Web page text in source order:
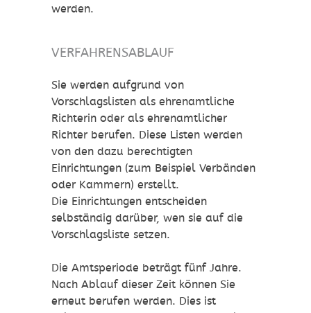
werden.
VERFAHRENSABLAUF
Sie werden aufgrund von
Vorschlagslisten als ehrenamtliche
Richterin oder als ehrenamtlicher
Richter berufen. Diese Listen werden
von den dazu berechtigten
Einrichtungen (zum Beispiel Verbänden
oder Kammern) erstellt.
Die Einrichtungen entscheiden
selbständig darüber, wen sie auf die
Vorschlagsliste setzen.
Die Amtsperiode beträgt fünf Jahre.
Nach Ablauf dieser Zeit können Sie
erneut berufen werden. Dies ist